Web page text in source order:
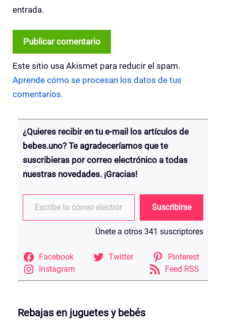
entrada.
Este sitio usa Akismet para reducir el spam.
Aprende cómo se procesan los datos de tus
comentarios.
¿Quieres recibir en tu e-mail los artículos de
bebes.uno? Te agradeceríamos que te
suscribieras por correo electrónico a todas
nuestras novedades. ¡Gracias!
Escribe tu correo electrónico…
Suscribirse
Únete a otros 341 suscriptores
Facebook Twitter
Pinterest
Instagram
Feed RSS
Rebajas en juguetes y bebés